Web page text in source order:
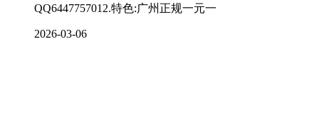
QQ6447757012.特色:广州正规一元一
2026-03-06